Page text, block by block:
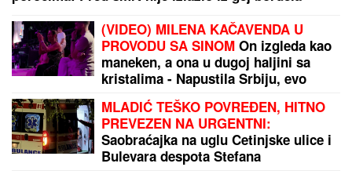
Poljska nadigrala Srbiju: Orlići po treći put
poraženi, ali, idu dalje
(VIDEO) SARA O MUVANJU SA